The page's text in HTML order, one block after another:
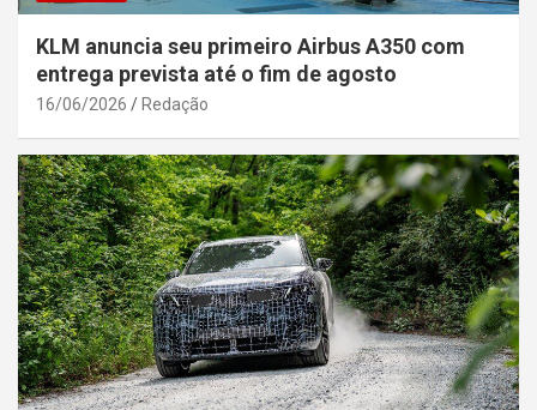
KLM anuncia seu primeiro Airbus A350 com
entrega prevista até o fim de agosto
16/06/2026 Redação